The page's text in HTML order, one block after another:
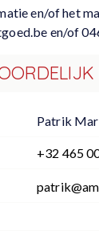
en/of het
en/of
Patrik
+32 465